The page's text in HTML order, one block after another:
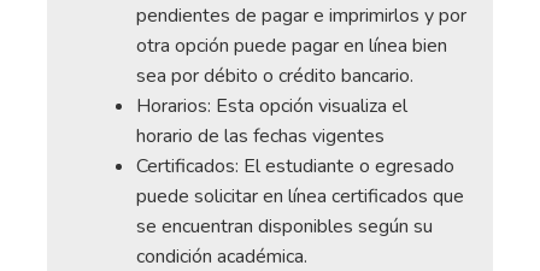
pendientes de pagar e imprimirlos y por
otra opción puede pagar en línea bien
sea por débito o crédito bancario.
Horarios: Esta opción visualiza el
horario de las fechas vigentes
Certificados: El estudiante o egresado
puede solicitar en línea certificados que
se encuentran disponibles según su
condición académica.